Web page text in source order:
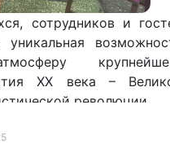
сотрудников и
уникальная
XX века –
революции.